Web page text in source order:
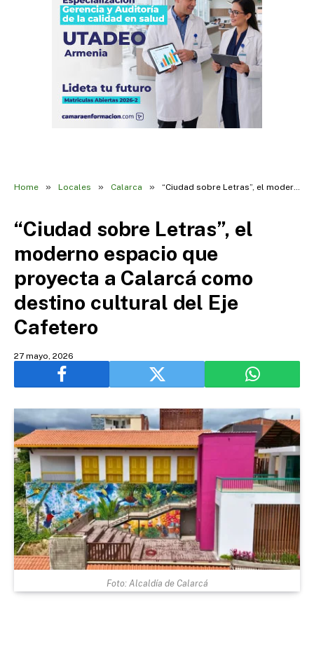
Home » Locales » Calarca » “Ciudad sobre Letras”, el moderno espacio que proyecta a Calarcá como destino cultural del Eje Cafetero
“Ciudad sobre Letras”, el
moderno espacio que
proyecta a Calarcá como
destino cultural del Eje
Cafetero
27 mayo, 2026
Foto: Alcaldía de Calarcá